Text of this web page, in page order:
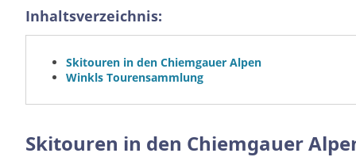
Inhaltsverzeichnis:
Skitouren in den Chiemgauer Alpen
Winkls Tourensammlung
Skitouren in den Chiemgauer